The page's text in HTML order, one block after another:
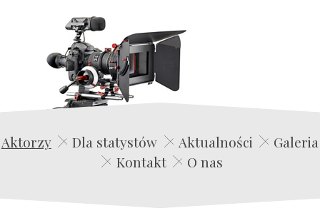
Edwin Film Agencja Aktorska
Aktorzy Dla statystów Aktualności
Galeria
Kontakt
O nas